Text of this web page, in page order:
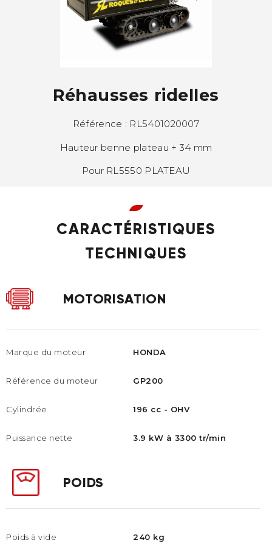
Réhausses ridelles
Référence : RL5401020007
Hauteur benne plateau + 34 mm
Pour RL5550 PLATEAU
CARACTÉRISTIQUES
TECHNIQUES
MOTORISATION
Marque du moteur
Référence du moteur
Cylindrée
Puissance nette
HONDA
GP200
196 cc - OHV
3.9 kW à 3300 tr/min
POIDS
Poids à vide 240 kg